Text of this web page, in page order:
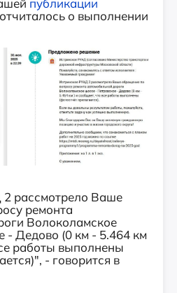
публикации
о выполнении
рассмотрело Ваше
ремонта
Волоколамское
- Дедово (0 км - 5.464 км
работы выполнены
- говорится в